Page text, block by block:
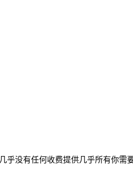
乎没有任何收费提供几乎所有你